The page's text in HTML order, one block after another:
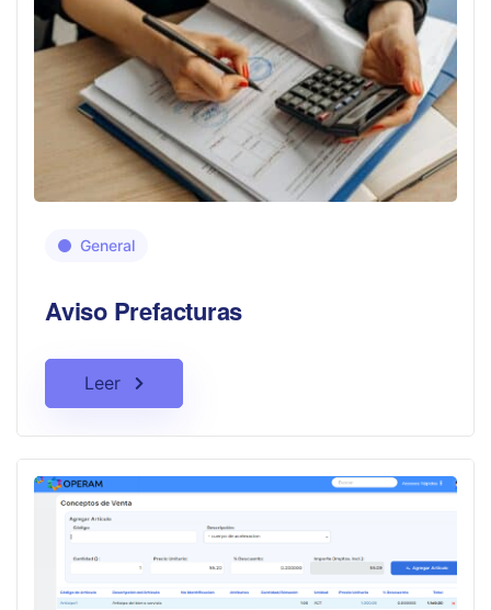
General
Aviso Prefacturas
Leer